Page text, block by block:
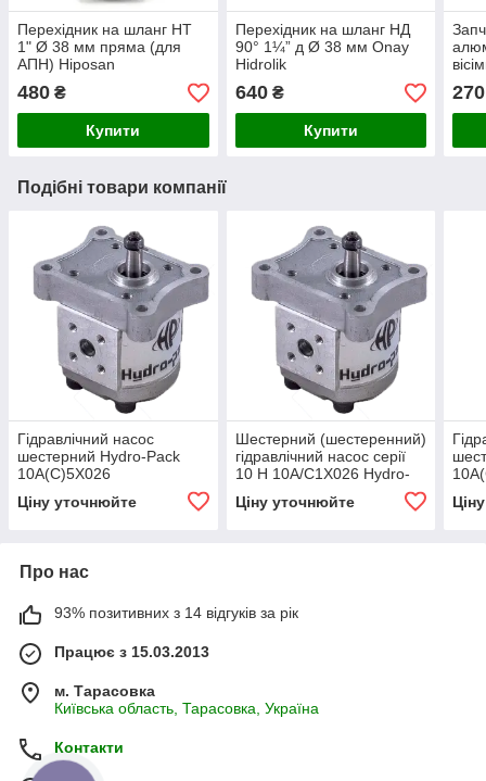
Перехідник на шланг НТ
1" Ø 38 мм пряма (для
АПН) Hiposan
480 ₴
Купити
Перехідник на шланг НД
90° 1¼” д Ø 38 мм Onay
Hidrolik
640₴
Купити
270
Подібні товари компанії
Гідравлічний насос
шестерний Hydro-Pack
10A(C)5X026
Ціну уточнюйте
Шестерний (шестеренний)
гідравлічний насос серії
10 H 10A/C1X026 Hydro-
Ціну уточнюйте
Про нас
93% позитивних з 14 відгуків за рік
Працює з 15.03.2013
м. Тарасовка
Київська область, Тарасовка, Україна
Контакти